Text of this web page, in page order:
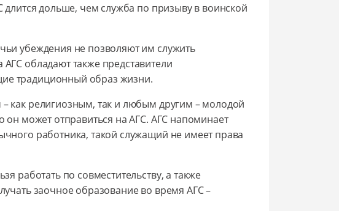
длится дольше, чем служба по призыву в воинской
убеждения не позволяют им служить
обладают также представители
традиционный образ жизни.
как религиозным, так и любым другим – молодой
он может отправиться на АГС. АГС напоминает
работника, такой служащий не имеет права
работать по совместительству, а также
заочное образование во время АГС –